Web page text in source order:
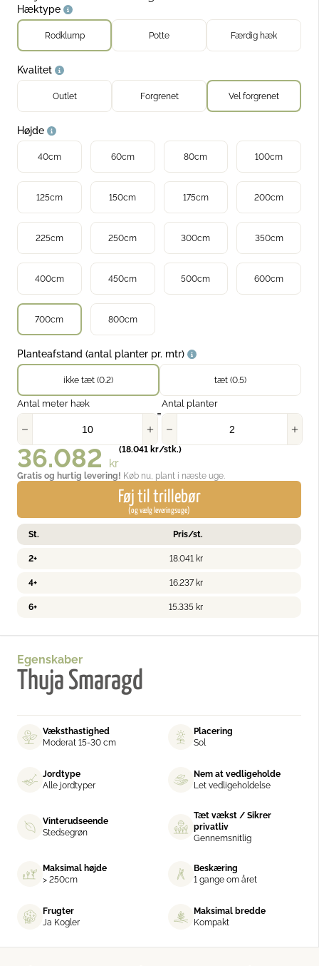
hækplanter
Hæktype
Rodklump Potte Færdig hæk
Kvalitet
Outlet Forgrenet Vel forgrenet
Højde
40cm 60cm 80cm 100cm
125cm 150cm 175cm 200cm
225cm 250cm 300cm 350cm
400cm 450cm 500cm 600cm
700cm 800cm
Planteafstand (antal planter pr. mtr)
ikke tæt (0.2) tæt (0.5)
Antal meter hæk
=
Antal planter
36.082 kr
(18.041 kr/stk.)
Gratis og hurtig levering! Køb nu, plant i næste uge.
Føj til trillebør
(og vælg leveringsuge)
St. Pris/st.
2+ 18.041 kr
4+ 16.237 kr
6+ 15.335 kr
Egenskaber
Thuja Smaragd
Væksthastighed
Moderat 15-30 cm
Placering
Sol
Jordtype
Alle jordtyper
Nem at vedligeholde
Let vedligeholdelse
Vinterudseende
Stedsegrøn
Tæt vækst / Sikrer
privatliv
Gennemsnitlig
Maksimal højde
> 250cm
Beskæring
1 gange om året
Frugter
Ja Kogler
Maksimal bredde
Kompakt